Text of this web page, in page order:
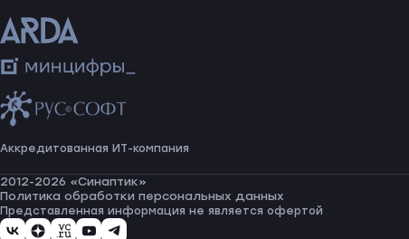
Аккредитованная ИТ-компания
2012-2026 «Синаптик»
Политика обработки персональных данных
Представленная информация не является офертой